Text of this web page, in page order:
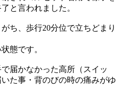
と言われました。
ち、歩行20分位で立ちどまり
態です。
届かなかった高所（スイッ
た事・背のびの時の痛みがゆ